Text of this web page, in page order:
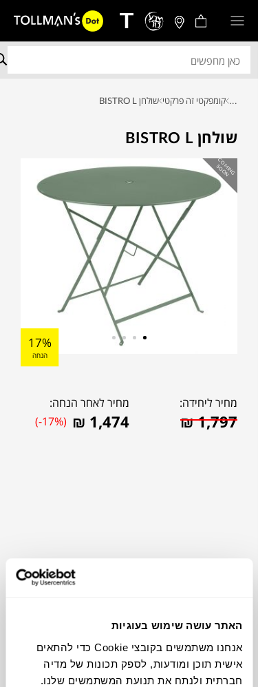
האתר עושה שימוש בעוגיות
אנחנו משתמשים בקובצי Cookie כדי להתאים
אישית תוכן ומודעות, לספק תכונות של מדיה
חברתית ולנתח את תנועת המשתמשים שלנו.
... קומפקטי זה פרקטי שולחן BISTRO L
שולחן BISTRO L
C
O
M
IN
G
S
O
O
N
17%
הנחה
מחיר ליחידה:
₪1,797
מחיר לאחר הנחה:
₪ 1,474
(-17%)
תוכלו למצוא אותי ב: